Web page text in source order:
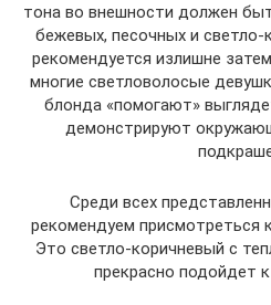
тона во внешности должен
бежевых, песочных и светло-
рекомендуется излишне
многие светловолосые
блонда «помогают»
демонстрируют
Среди всех
рекомендуем присмотреться
Это светло-коричневый с
прекрасно подойдет